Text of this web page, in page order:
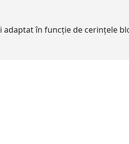
în funcție de cerințele